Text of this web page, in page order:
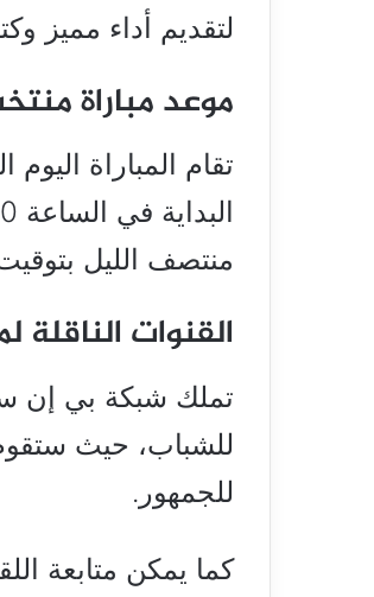
لتقديم أداء مميز
موعد مباراة
منتصف الليل
القنوات
تملك شبكة بي إن
للشباب، حيث
للجمهور.